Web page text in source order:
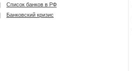
Список банков в РФ
Банковский кризис